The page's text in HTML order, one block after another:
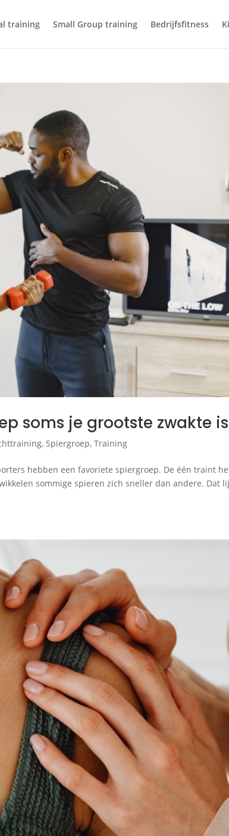
training Small Group training Bedrijfsfitness
soms je grootste zwakte is
,Spiergroep,Training
hebben een favoriete spiergroep. De één traint
sommige spieren zich sneller dan andere. Dat